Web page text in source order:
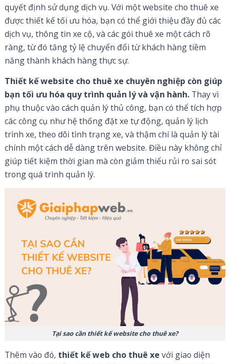
quyết định sử dụng dịch vụ. Với một website cho thuê xe
được thiết kế tối ưu hóa, bạn có thể giới thiệu đầy đủ các
dịch vụ, thông tin xe cộ, và các gói thuê xe một cách rõ
ràng, từ đó tăng tỷ lệ chuyển đổi từ khách hàng tiềm
năng thành khách hàng thực sự.
Thiết kế website cho thuê xe chuyên nghiệp còn giúp
bạn tối ưu hóa quy trình quản lý và vận hành.Thay vì
phụ thuộc vào cách quản lý thủ công, bạn có thể tích hợp
các công cụ như hệ thống đặt xe tự động, quản lý lịch
trình xe, theo dõi tình trạng xe, và thậm chí là quản lý tài
chính một cách dễ dàng trên website. Điều này không chỉ
giúp tiết kiệm thời gian mà còn giảm thiểu rủi ro sai sót
trong quá trình quản lý.
Tại sao cần thiết kế website cho thuê xe?
Thêm vào đó, thiết kế web cho thuê xe với giao diện